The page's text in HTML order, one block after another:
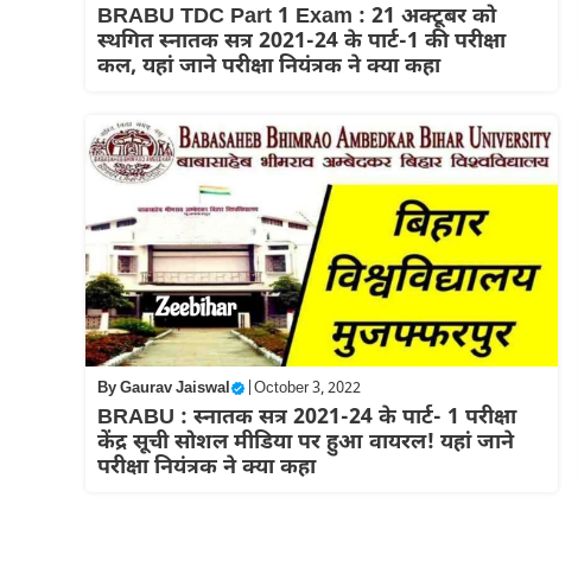
BRABU TDC Part 1 Exam : 21 अक्टूबर को
स्थगित स्नातक सत्र 2021-24 के पार्ट-1 की परीक्षा
कल, यहां जाने परीक्षा नियंत्रक ने क्या कहा
ByGaurav Jaiswal October 3, 2022
BRABU : स्नातक सत्र 2021-24 के पार्ट- 1 परीक्षा
केंद्र सूची सोशल मीडिया पर हुआ वायरल! यहां जाने
परीक्षा नियंत्रक ने क्या कहा